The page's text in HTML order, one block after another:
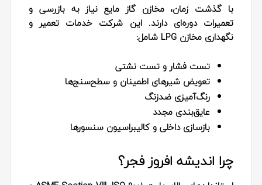
با گذشت زمان، مخازن گاز مایع نیاز به بازرسی و
تعمیرات دوره‌ای دارند. این شرکت خدمات تعمیر و
نگهداری مخازن LPG شامل:
تست فشار و تست نشتی
تعویض شیرهای اطمینان و سطح‌سنج‌ها
رنگ‌آمیزی ضدزنگ
عایق‌بندی مجدد
بازسازی داخلی و کالیبراسیون سنسورها
چرا اندیشه‌ افروز فجر؟